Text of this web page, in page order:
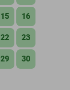
15 16
22 23
29 30